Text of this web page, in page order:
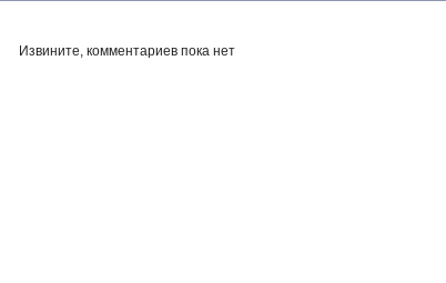
Извините, комментариев пока нет